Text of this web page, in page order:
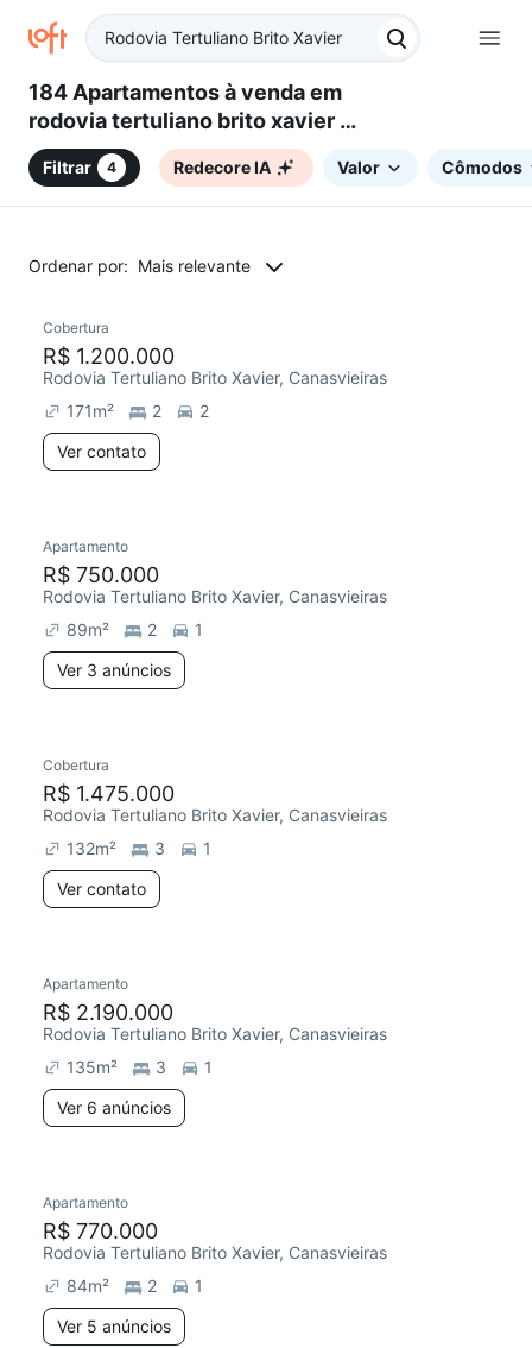
184 Apartamentos à venda em
rodovia tertuliano brito xavier -
Canasvieiras, Florianópolis, SC
Filtrar 4 Redecore IA Valor Cômodos
Ordenar por: Mais relevante
Cobertura
R$ 1.200.000
Rodovia Tertuliano Brito Xavier, Canasvieiras
171m² 2
2
Ver contato
Apartamento
R$ 750.000
Rodovia Tertuliano Brito Xavier, Canasvieiras
89m² 2
1
Ver 3 anúncios
Cobertura
R$ 1.475.000
Rodovia Tertuliano Brito Xavier, Canasvieiras
132m² 3
1
Ver contato
Apartamento
R$ 2.190.000
Rodovia Tertuliano Brito Xavier, Canasvieiras
135m² 3
1
Ver 6 anúncios
Chegou este mês
Apartamento
R$ 770.000
Rodovia Tertuliano Brito Xavier, Canasvieiras
84m² 2
1
Ver 5 anúncios